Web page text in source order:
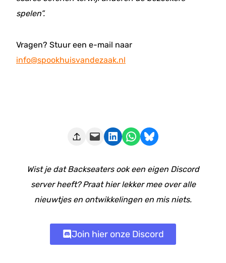
spelen”.
Vragen? Stuur een e-mail naar
info@spookhuisvandezaak.nl
Deze pagina e-mailen Delen op LinkedIn Delen via WhatsApp Share on Bluesky
Wist je dat Backseaters ook een eigen Discord
server heeft? Praat hier lekker mee over alle
nieuwtjes en ontwikkelingen en mis niets.
Join hier onze Discord